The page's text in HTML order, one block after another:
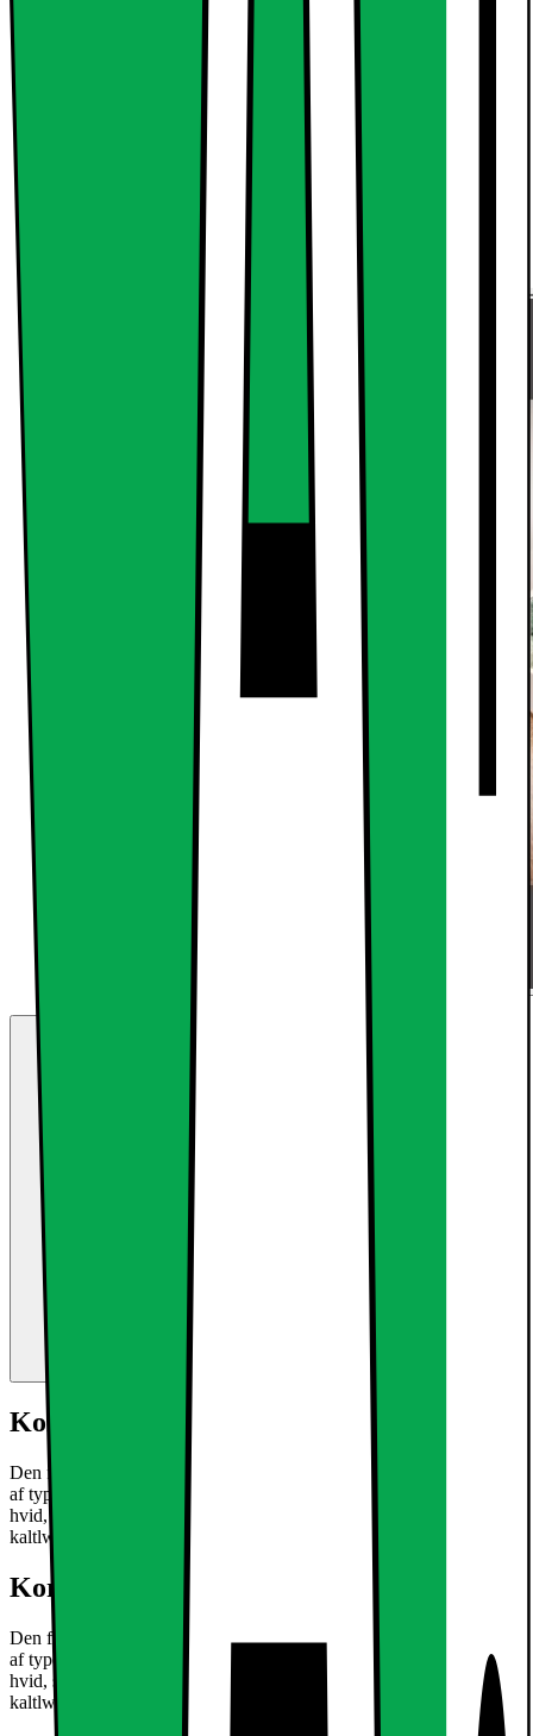
Kort om produktet
Den forsænkede lys LED med 3W er en ultra-tynd loftsplade lamper
af typen SMD 2835. Den eksisterende aluminium Armaturet har en
hvid, subtil montering. Perfekt til en stilfuld accent dit hjem ved
kaltlweiß glødende lyse pletter.
Læs mere om produktet
Kort om produktet
Den forsænkede lys LED med 3W er en ultra-tynd loftsplade lamper
af typen SMD 2835. Den eksisterende aluminium Armaturet har en
hvid, subtil montering. Perfekt til en stilfuld accent dit hjem ved
kaltlweiß glødende lyse pletter.
Læs mere om produktet